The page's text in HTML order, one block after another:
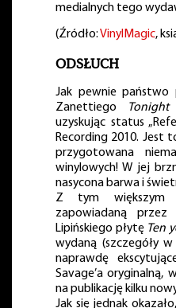
medialnych tego
(Źródło:VinylMagic,
ODSŁUCH
Jak pewnie państwo
Zanettiego Tonight
uzyskując status
Recording 2010. Jest
przygotowana
winylowych! W jej
nasycona barwa i
Z tym większym
zapowiadaną przez
Lipińskiego płytę Ten
wydaną (szczegóły
naprawdę
Savage’a oryginalną,
na publikację kilku
Jak się jednak